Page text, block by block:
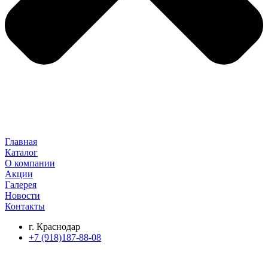
Главная
Каталог
О компании
Акции
Галерея
Новости
Контакты
г. Краснодар
+7 (918)187-88-08